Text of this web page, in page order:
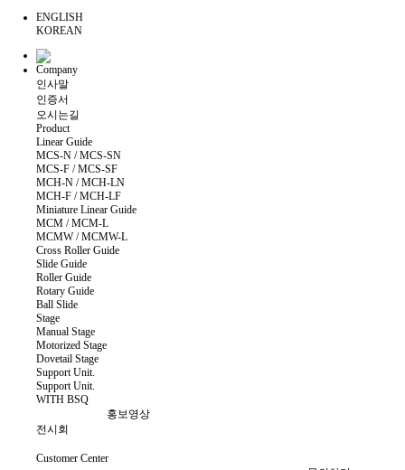
ENGLISH
KOREAN
Company
인사말
인증서
오시는길
Product
Linear Guide
MCS-N / MCS-SN
MCS-F / MCS-SF
MCH-N / MCH-LN
MCH-F / MCH-LF
Miniature Linear Guide
MCM / MCM-L
MCMW / MCMW-L
Cross Roller Guide
Slide Guide
Roller Guide
Rotary Guide
Ball Slide
Stage
Manual Stage
Motorized Stage
Dovetail Stage
Support Unit.
Support Unit.
WITH BSQ
홍보영상
전시회
Customer Center